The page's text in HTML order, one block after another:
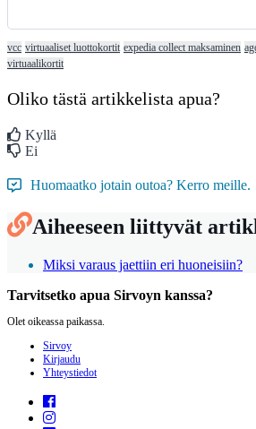
vcc virtuaaliset luottokortit expedia collect maksaminen
virtuaalikortit
Oliko tästä artikkelista apua?
Kyllä
Ei
Huomaatko jotain outoa? Kerro meille.
Aiheeseen liittyvät
Miksi varaus jaettiin eri huoneisiin?
Tarvitsetko apua Sirvoyn kanssa?
Olet oikeassa paikassa.
Sirvoy
Kirjaudu
Yhteystiedot